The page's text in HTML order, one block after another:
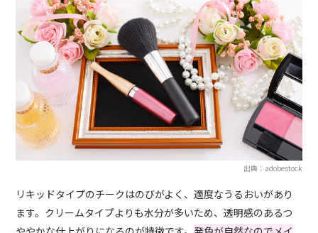
出典：adobestock
リキッドタイプのチークはのびがよく、適度なうるおいがあり
ます。クリームタイプよりも水分が多いため、透明感のあるつ